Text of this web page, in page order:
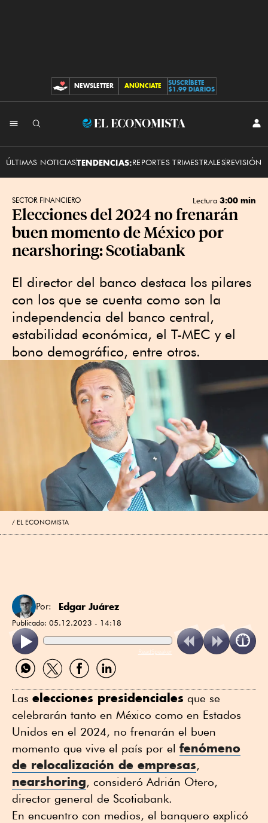
CONTRIBUCIONES
NEWSLETTER ANÚNCIATE
SUSCRÍBETE
$1.99 DIARIOS
El
ÚLTIMAS NOTICIASTENDENCIAS:REPORTES TRIMESTRALESREVISIÓN
SECTOR FINANCIERO Lectura 3:00 min
Elecciones del 2024 no frenarán
buen momento de México por
nearshoring: Scotiabank
El director del banco destaca los pilares
con los que se cuenta como son la
independencia del banco central,
estabilidad económica, el T-MEC y el
bono demográfico, entre otros.
EL ECONOMISTA
Por: Edgar Juárez
Publicado: 05.12.2023 - 14:18
ReadSpeaker
Compartir
por
Compartir
por
Compartir
por
Compartir
por
Las elecciones presidenciales que se
celebrarán tanto en México como en Estados
Unidos en el 2024, no frenarán el buen
momento que vive el país por el fenómeno
de relocalización de empresas,
nearshoring, consideró Adrián Otero,
director general de Scotiabank.
En encuentro con medios, el banquero explicó